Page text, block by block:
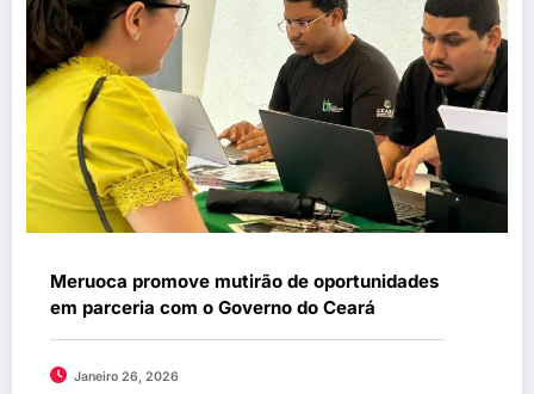
Meruoca promove mutirão de oportunidades
em parceria com o Governo do Ceará
Janeiro 26, 2026